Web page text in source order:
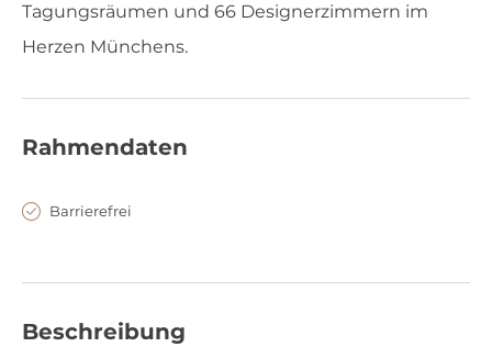
Tagungsräumen und 66 Designerzimmern im
Herzen Münchens.
Rahmendaten
Barrierefrei
Beschreibung